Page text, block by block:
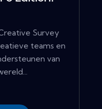
Survey
teams en
van